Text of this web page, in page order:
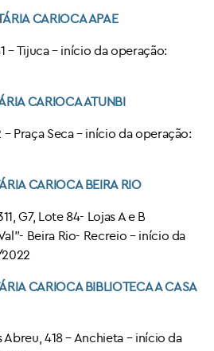
CARIOCA APAE
– Tijuca – início da operação:
CARIOCAATUNBI
– Praça Seca – início da operação:
CARIOCABEIRA RIO
G7, Lote 84- Lojas A e B
Beira Rio- Recreio – início da
CARIOCABIBLIOTECA A CASA
Abreu, 418 – Anchieta – início da